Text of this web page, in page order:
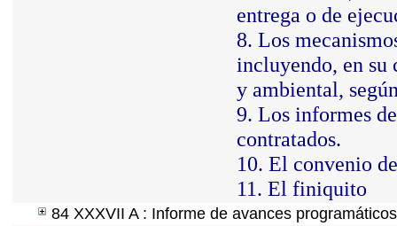
entrega o de
8. Los
incluyendo, en su
y ambiental,
9. Los informes
contratados.
10. El convenio
11. El finiquito
84 XXXVII A : Informe de avances